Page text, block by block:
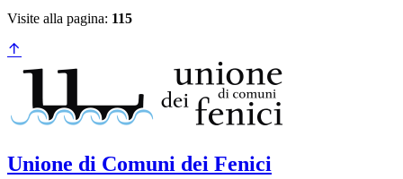
Visite alla pagina: 115
Unione di Comuni dei Fenici